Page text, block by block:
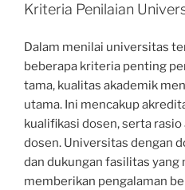
Kriteria Penilaian
Dalam menilai universitas
beberapa kriteria penting
tama, kualitas akademik
utama. Ini mencakup
kualifikasi dosen, serta
dosen. Universitas dengan
dan dukungan fasilitas yang
memberikan pengalaman